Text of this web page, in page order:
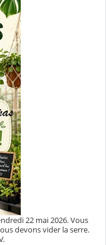
22 mai 2026. Vous
devons vider la serre.